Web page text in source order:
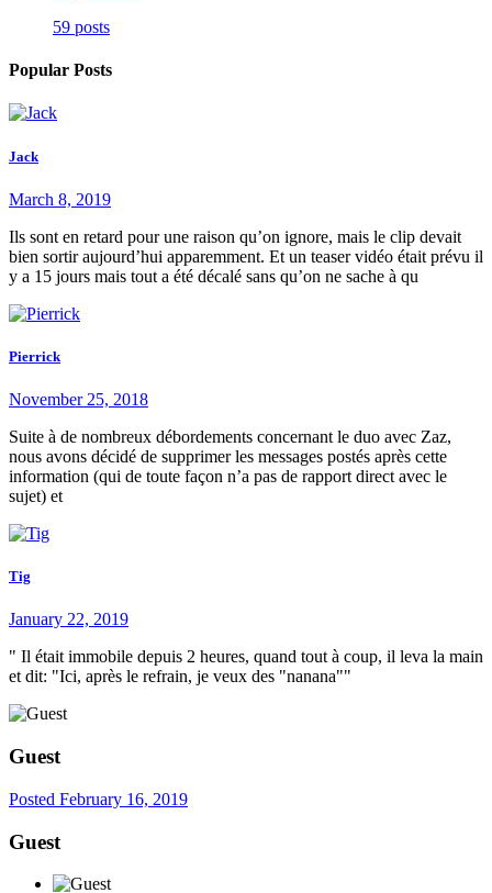
59 posts
Popular Posts
Jack
March 8, 2019
Ils sont en retard pour une raison qu’on ignore, mais le clip devait
bien sortir aujourd’hui apparemment. Et un teaser vidéo était prévu il
y a 15 jours mais tout a été décalé sans qu’on ne sache à qu
Pierrick
November 25, 2018
Suite à de nombreux débordements concernant le duo avec Zaz,
nous avons décidé de supprimer les messages postés après cette
information (qui de toute façon n’a pas de rapport direct avec le
sujet) et
Tig
January 22, 2019
" Il était immobile depuis 2 heures, quand tout à coup, il leva la main
et dit: "Ici, après le refrain, je veux des "nanana""
Guest
Posted February 16, 2019
Guest